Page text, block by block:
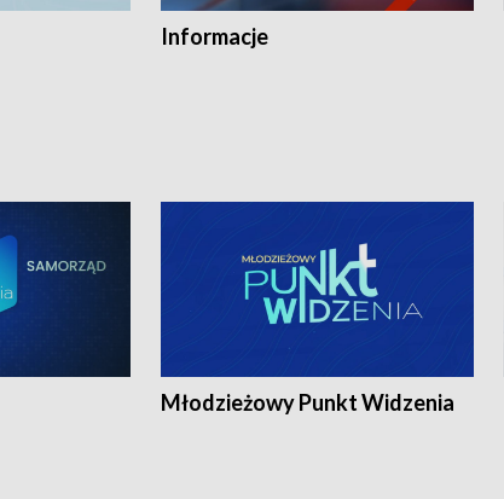
Informacje
Młodzieżowy Punkt Widzenia